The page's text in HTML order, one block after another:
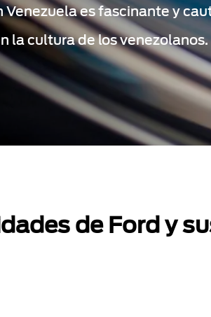
Venezuela es fascinante y
la cultura de los venezolanos.
de Ford y